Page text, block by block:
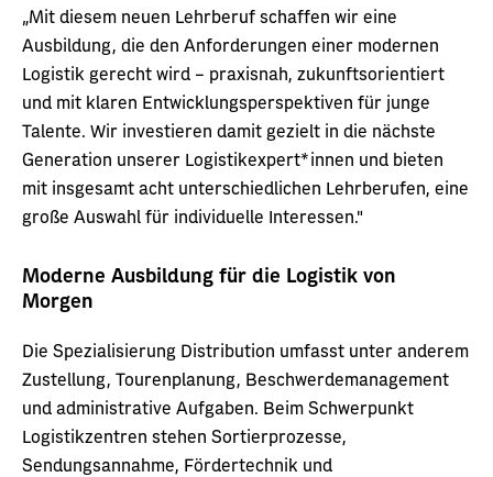
„Mit diesem neuen Lehrberuf schaffen wir eine
Ausbildung, die den Anforderungen einer modernen
Logistik gerecht wird – praxisnah, zukunftsorientiert
und mit klaren Entwicklungsperspektiven für junge
Talente. Wir investieren damit gezielt in die nächste
Generation unserer Logistikexpert*innen und bieten
mit insgesamt acht unterschiedlichen Lehrberufen, eine
große Auswahl für individuelle Interessen."
Moderne Ausbildung für die Logistik von
Morgen
Die Spezialisierung Distribution umfasst unter anderem
Zustellung, Tourenplanung, Beschwerdemanagement
und administrative Aufgaben. Beim Schwerpunkt
Logistikzentren stehen Sortierprozesse,
Sendungsannahme, Fördertechnik und